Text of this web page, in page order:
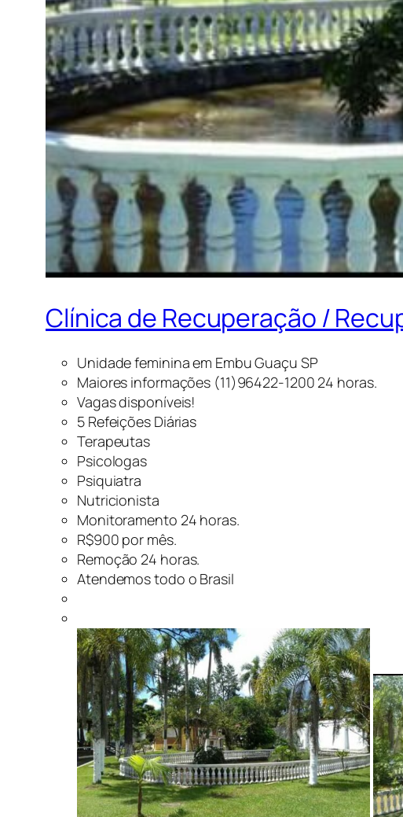
Clínica de Recuperação /
Unidade feminina em Embu Guaçu SP
Maiores informações (11)96422-1200 24 horas.
Vagas disponíveis!
5 Refeições Diárias
Terapeutas
Psicologas
Psiquiatra
Nutricionista
Monitoramento 24 horas.
R$900 por mês.
Remoção 24 horas.
Atendemos todo o Brasil